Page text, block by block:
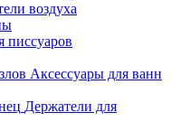
воздуха
писсуаров
Аксессуары для ванн
Держатели для